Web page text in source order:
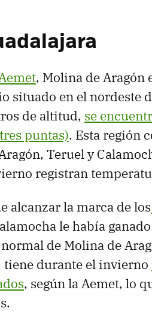
, Molina de Aragón
situado en el nordeste
de altitud, se
puntas). Esta región
Teruel y
registran
alcanzar la marca de los
le había
de Molina de
tiene durante el invierno
, según la Aemet, lo